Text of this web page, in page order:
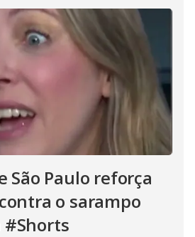
São Paulo reforça
o sarampo
#Shorts